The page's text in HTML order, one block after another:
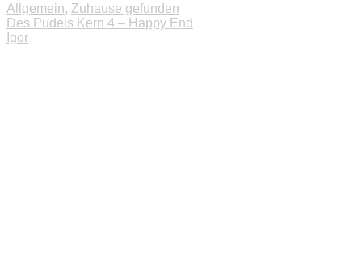
Allgemein, Zuhause gefunden
Beitragsnavigation
Des Pudels Kern 4 – Happy End
Igor